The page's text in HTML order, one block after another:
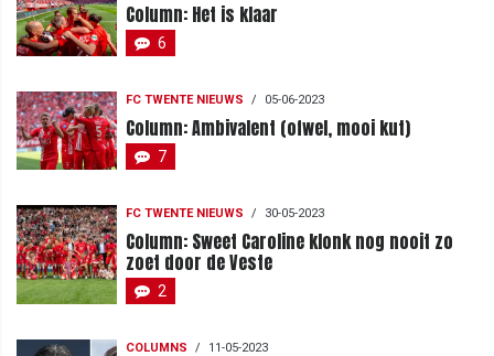
Column: Het is klaar
6
FC TWENTE NIEUWS / 05-06-2023
Column: Ambivalent (ofwel, mooi kut)
7
FC TWENTE NIEUWS / 30-05-2023
Column: Sweet Caroline klonk nog nooit zo
zoet door de Veste
2
COLUMNS / 11-05-2023